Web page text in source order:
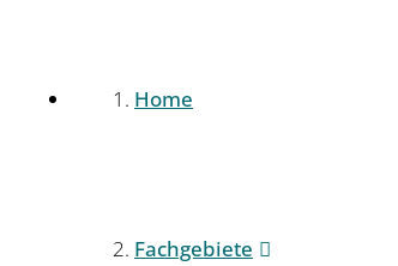
Home
Fachgebiete